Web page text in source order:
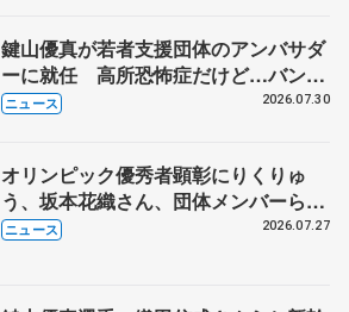
鍵山優真が若者支援団体のアンバサダ
ーに就任 高所恐怖症だけど…バンジ
ージャンプに挑戦も？
ニュース 2026.07.30
オリンピック優秀者顕彰にりくりゅ
う、坂本花織さん、団体メンバーら
8月7日に文科省が表彰式、ブルーノ・
ニュース 2026.07.27